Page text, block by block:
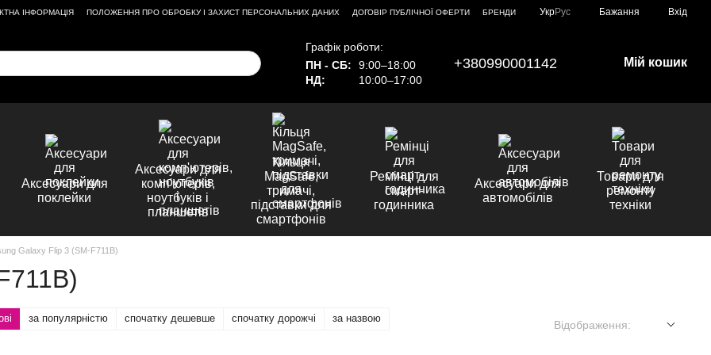
ІНФОРМАЦІЯ ПОЛОЖЕННЯ ПРО ОБРОБКУ І ЗАХИСТ ПЕРСОНАЛЬНИХ ДАНИХ ДОГОВІР ПУБЛІЧНОЇ ОФЕРТИ
БРЕНДИ
УкрРус Бажання Вхід
Графік роботи:
ПН - СБ:
9:00–18:00
НД:
10:00–17:00
+380990001142 Мій кошик
Аксесуари для
поклейки
Аксесуари для
комп'ютерів,
ноутбуків і
планшетів
Кільця
MagSafe,
тримачі,
підставки для
смартфонів
Ремінці для
смарт-
годинника
Аксесуари для
автомобілів
Товари для
ремонту
техніки
Galaxy Flip 3 (SM-F711B)
за популярністю спочатку дешевше спочатку дорожчі за назвою
Відображення: